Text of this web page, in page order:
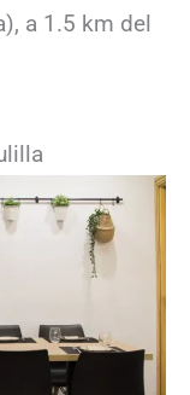
a 1.5 km del